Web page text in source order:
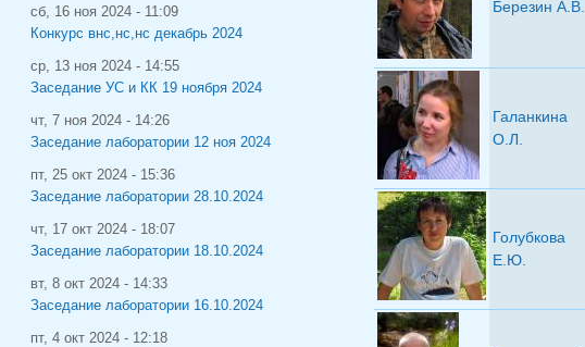
Березин А.В.
Галанкина
О.Л.
Голубкова
Е.Ю.
сб, 16 ноя 2024 - 11:09
Конкурс внс,нс,нс декабрь 2024
ср, 13 ноя 2024 - 14:55
Заседание УС и КК 19 ноября 2024
чт, 7 ноя 2024 - 14:26
Заседание лаборатории 12 ноя 2024
пт, 25 окт 2024 - 15:36
Заседание лаборатории 28.10.2024
чт, 17 окт 2024 - 18:07
Заседание лаборатории 18.10.2024
вт, 8 окт 2024 - 14:33
Заседание лаборатории 16.10.2024
пт, 4 окт 2024 - 12:18